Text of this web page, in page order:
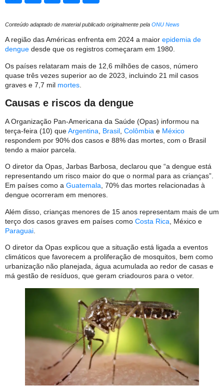
Conteúdo adaptado de material publicado originalmente pela ONU News
A região das Américas enfrenta em 2024 a maior epidemia de
dengue desde que os registros começaram em 1980.
Os países relataram mais de 12,6 milhões de casos, número
quase três vezes superior ao de 2023, incluindo 21 mil casos
graves e 7,7 mil mortes
Causas e riscos da dengue
A Organização Pan-Americana da Saúde (Opas) informou na
terça-feira (10) queArgentina Brasil Colômbia e México
respondem por 90% dos casos e 88% das mortes, com o Brasil
tendo a maior parcela.
O diretor da Opas, Jarbas Barbosa, declarou que “a dengue está
representando um risco maior do que o normal para as crianças”.
Em países como a Guatemala, 70% das mortes relacionadas à
dengue ocorreram em menores.
Além disso, crianças menores de 15 anos representam mais de um
terço dos casos graves em países como Costa Rica , México e
Paraguai
O diretor da Opas explicou que a situação está ligada a eventos
climáticos que favorecem a proliferação de mosquitos, bem como
urbanização não planejada, água acumulada ao redor de casas e
má gestão de resíduos, que geram criadouros para o vetor.